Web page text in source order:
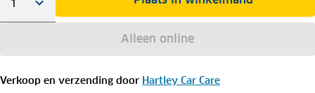
Alleen online
Verkoop en verzending door Hartley Car Care